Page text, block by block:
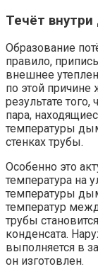
Течёт
Образование
правило,
внешнее
по этой причине
результате
пара,
температуры
стенках трубы.
Особенно это
температура на
температуры
температур
трубы
конденсата.
выполняется в
он изготовлен.